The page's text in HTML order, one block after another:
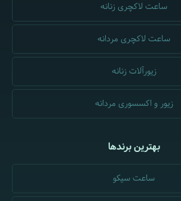
ساعت لاکچری زنانه
ساعت لاکچری مردانه
زیورآلات زنانه
زیور و اکسسوری مردانه
بهترین برندها
ساعت سیکو